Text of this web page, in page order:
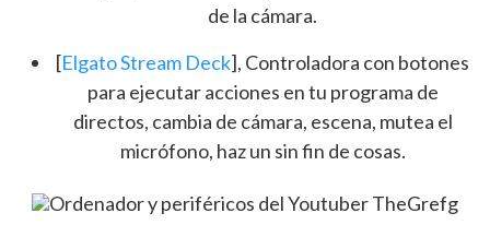
de la cámara.
[Elgato Stream Deck], Controladora con botones
para ejecutar acciones en tu programa de
directos, cambia de cámara, escena, mutea el
micrófono, haz un sin fin de cosas.